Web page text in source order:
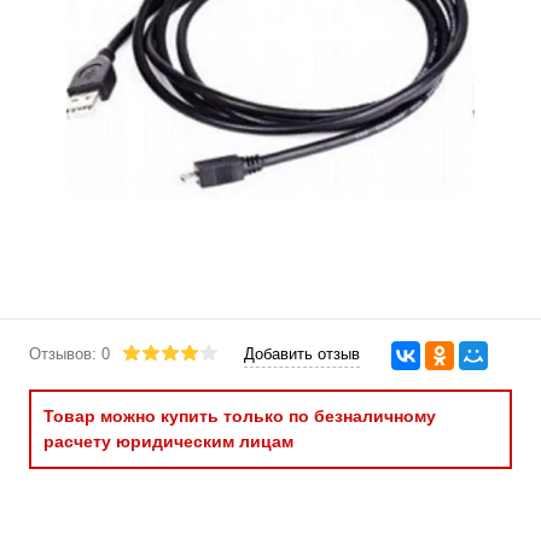
Отзывов: 0 Добавить отзыв
Товар можно купить только по безналичному
расчету юридическим лицам